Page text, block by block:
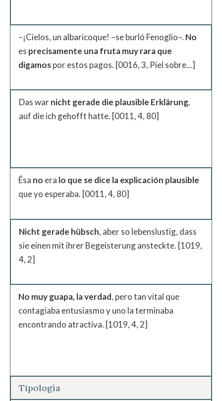
–¡Cielos, un albaricoque! –se burló Fenoglio–. No
es precisamente una fruta muy raraque
digamospor estos pagos. [0016, 3, Piel sobre...]
Das warnicht gerade die plausible Erklärung,
auf die ich gehofft hatte. [0011, 4, 80]
Ésa no era lo que se dice la explicación plausible
que yo esperaba. [0011, 4, 80]
Nicht gerade hübsch, aber so lebenslustig, dass
sie einen mit ihrer Begeisterung ansteckte. [1019,
4, 2]
No muy guapa, la verdad, pero tan vital que
contagiaba entusiasmo y uno la terminaba
encontrando atractiva. [1019, 4, 2]
Tipología